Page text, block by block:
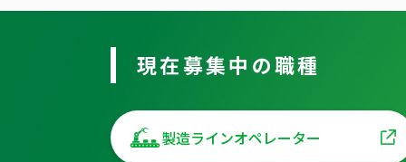
現在募集中の職種
製造ラインオペレーター